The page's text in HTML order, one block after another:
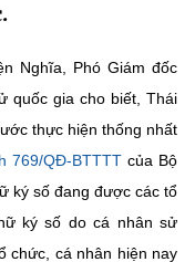
Nghĩa, Phó Giám đốc
quốc gia cho biết, Thái
thực hiện thống nhất
769/QĐ-BTTTTcủa Bộ
ký số đang được các tổ
ký số do cá nhân sử
chức, cá nhân hiện nay